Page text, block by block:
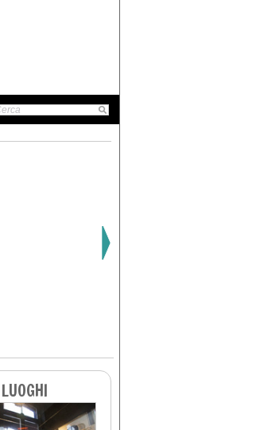
LUOGHI